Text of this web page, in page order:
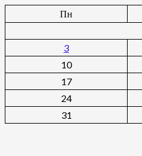
Пн
3
10
17
24
31